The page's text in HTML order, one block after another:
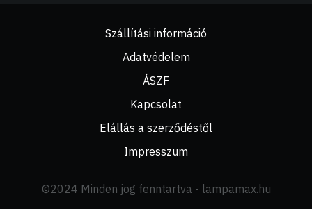
Szállítási információ
Adatvédelem
ÁSZF
Kapcsolat
Elállás a szerződéstől
Impresszum
©2024 Minden jog fenntartva - lampamax.hu